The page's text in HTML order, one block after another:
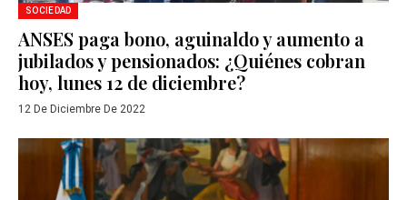
SOCIEDAD
ANSES paga bono, aguinaldo y aumento a
jubilados y pensionados: ¿Quiénes cobran
hoy, lunes 12 de diciembre?
12 De Diciembre De 2022